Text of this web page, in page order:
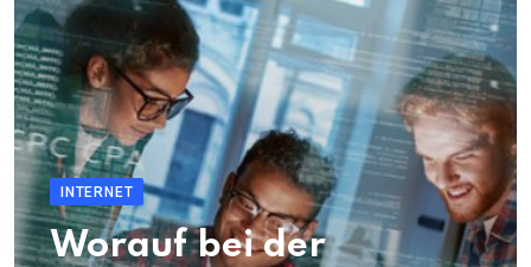
INTERNET
Worauf bei der